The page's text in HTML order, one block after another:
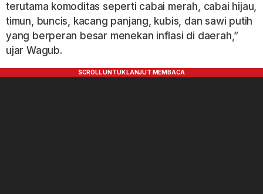
terutama komoditas seperti cabai merah, cabai hijau,
timun, buncis, kacang panjang, kubis, dan sawi putih
yang berperan besar menekan inflasi di daerah,”
ujar Wagub.